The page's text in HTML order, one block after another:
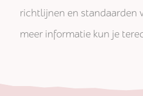
richtlijnen en standaarden
meer informatie kun je